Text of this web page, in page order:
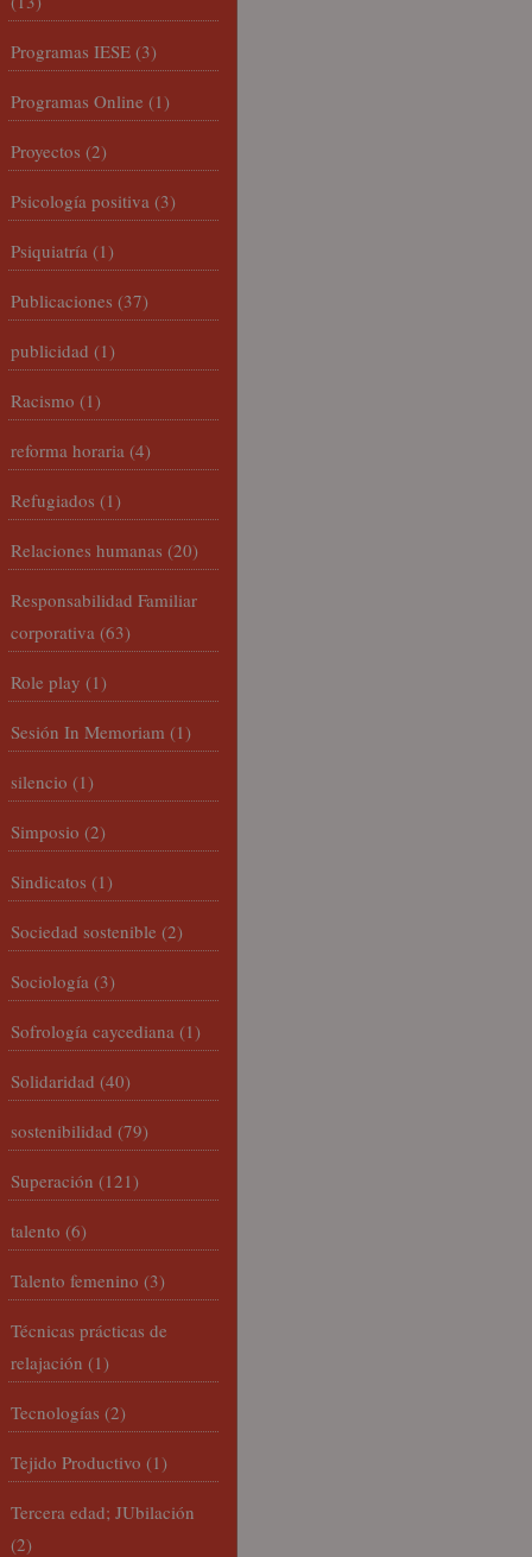
Programas IESE (3)
Programas Online (1)
Proyectos (2)
Psicología positiva (3)
Psiquiatría (1)
Publicaciones (37)
publicidad (1)
Racismo (1)
reforma horaria (4)
Refugiados (1)
Relaciones humanas (20)
Responsabilidad Familiar
corporativa (63)
Role play (1)
Sesión In Memoriam (1)
silencio (1)
Simposio (2)
Sindicatos (1)
Sociedad sostenible (2)
Sociología (3)
Sofrología caycediana (1)
Solidaridad (40)
sostenibilidad (79)
Superación (121)
talento (6)
Talento femenino (3)
Técnicas prácticas de
relajación (1)
Tecnologías (2)
Tejido Productivo (1)
Tercera edad; JUbilación
(2)